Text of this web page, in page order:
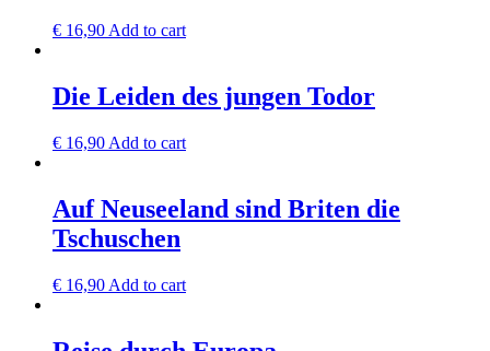
€ 16,90 Add to cart
Die Leiden des jungen Todor
€ 16,90 Add to cart
Auf Neuseeland sind Briten die
Tschuschen
€ 16,90 Add to cart